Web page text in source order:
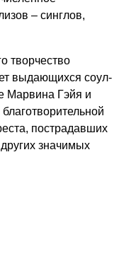
– синглов,
творчество
выдающихся соул-
Марвина Гэйя и
пострадавших
значимых